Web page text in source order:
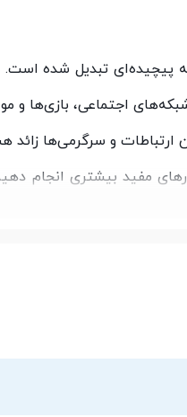
پیچیده‌ای تبدیل شده است.
اجتماعی، بازی‌ها و
ارتباطات و سرگرمی‌ها زائد
مفید بیشتری انجام